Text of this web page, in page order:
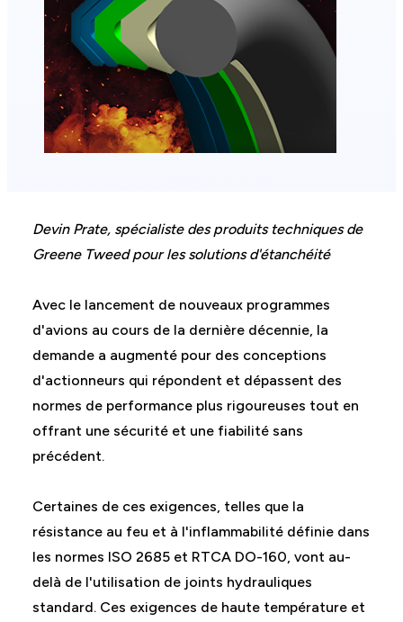
Devin Prate, spécialiste des produits techniques de
Greene Tweed pour les solutions d'étanchéité
Avec le lancement de nouveaux programmes
d'avions au cours de la dernière décennie, la
demande a augmenté pour des conceptions
d'actionneurs qui répondent et dépassent des
normes de performance plus rigoureuses tout en
offrant une sécurité et une fiabilité sans
précédent.
Certaines de ces exigences, telles que la
résistance au feu et à l'inflammabilité définie dans
les normes ISO 2685 et RTCA DO-160, vont au-
delà de l'utilisation de joints hydrauliques
standard. Ces exigences de haute température et